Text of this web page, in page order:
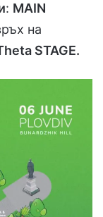
: MAIN
на
STAGE.